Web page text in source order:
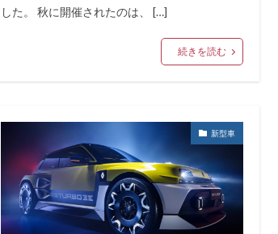
した。 秋に開催されたのは、 […]
続きを読む
新型車